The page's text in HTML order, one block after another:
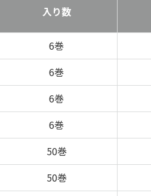
入り数
6巻
6巻
6巻
6巻
50巻
50巻